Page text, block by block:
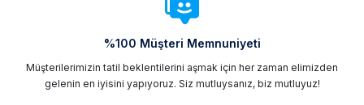
%100 Müşteri Memnuniyeti
Müşterilerimizin tatil beklentilerini aşmak için her zaman elimizden
gelenin en iyisini yapıyoruz. Siz mutluysanız, biz mutluyuz!